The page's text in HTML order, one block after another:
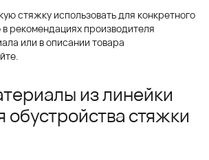
стяжку использовать для конкретного
рекомендациях производителя
или в описании товара
из линейки
стяжки